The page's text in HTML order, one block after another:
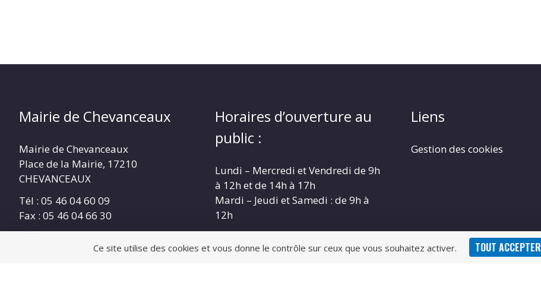
Ce site utilise des cookies et vous donne le contrôle sur ceux que vous souhaitez activer. TOUT ACCEPTER
Mairie de Chevanceaux
Mairie de Chevanceaux
Place de la Mairie, 17210
CHEVANCEAUX
Tél : 05 46 04 60 09
Fax : 05 46 04 66 30
Horaires d’ouverture au
public :
Lundi – Mercredi et Vendredi de 9h
à 12h et de 14h à 17h
Mardi – Jeudi et Samedi : de 9h à
12h
Liens
Gestion des cookies